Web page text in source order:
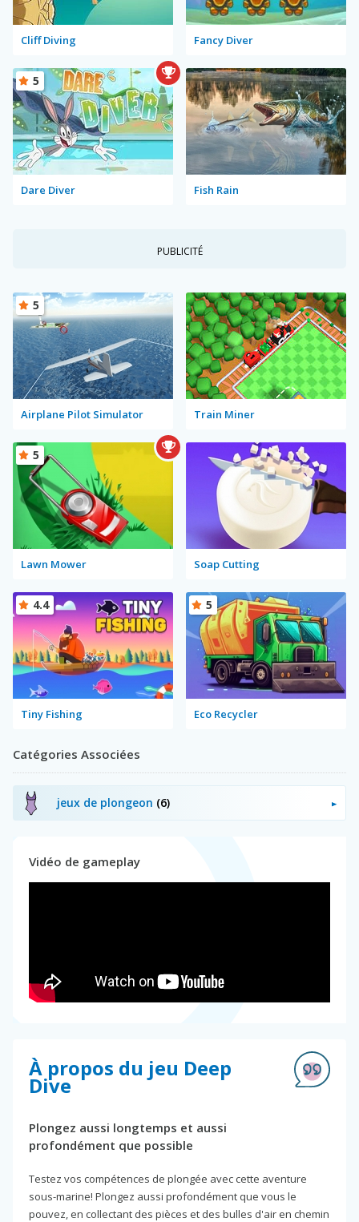
Cliff Diving Fancy Diver
Dare Diver
5
Fish Rain
PUBLICITÉ
Airplane Pilot Simulator
5
Train Miner
Lawn Mower
5
Soap Cutting
Tiny Fishing
4.4
Eco Recycler
5
Catégories Associées
jeux de plongeon (6)
Vidéo de gameplay
À propos du jeu Deep
Dive
Plongez aussi longtemps et aussi
profondément que possible
Testez vos compétences de plongée avec cette aventure
sous-marine! Plongez aussi profondément que vous le
pouvez, en collectant des pièces et des bulles d'air en chemin